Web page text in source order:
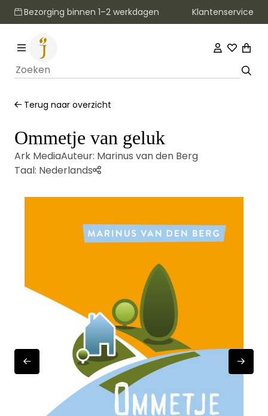
Bezorging binnen 1–2 werkdagen Klantenservice
Terug naar overzicht
Ommetje van geluk
Ark MediaAuteur: Marinus van den Berg
Taal: Nederlands